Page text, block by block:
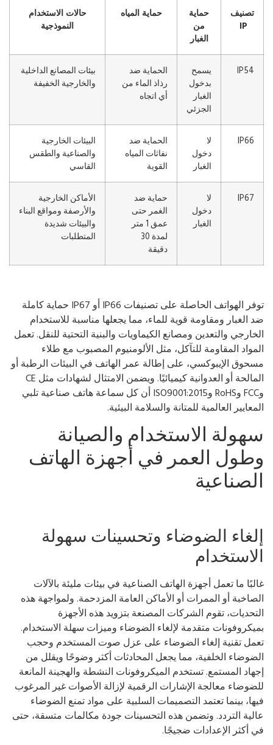
تصنيف
حماية
الغبار
حماية المياه
حالات الاستخدام
النموذجية
IP54
يسمح
بدخول
الغبار
الجزئي
الحماية ضد
رذاذ الماء من
أي اتجاه
بيئات المصانع الداخلية
والخارجية الخفيفة
IP66
دخول
الغبار
الحماية ضد
نفاثات المياه
القوية
البيئات الخارجية
والصناعية والطقس
القاسي
IP67
دخول
الغبار
حماية ضد
الغمر حتى
عمق 1 متر
لمدة 30
دقيقة
الأماكن الخارجية
والأرصفة ومواقع البناء
والبيئات شديدة
المتطلبات
توفر الهواتف الحاصلة على تصنيفات IP66 أو IP67 حماية كاملة
الغبار ومقاومة قوية للماء، مما يجعلها مناسبة للاستخدام
والتعدين ومصانع الكيماويات والبنية التحتية للنقل. تعمل
المقاومة للتآكل، مثل الألومنيوم المصبوب مع طلاء
الإيبوكسي، على إطالة عمر الهاتف في البيئات الرطبة أو
المالحة أو العدوانية كيميائيًا. ويضمن الامتثال لشهادات مثل CE
وFCC وRoHS وISO9001:2015 أن كل سماعة هاتف صناعية تلبي
العالمية للمتانة والسلامة البيئية.
الاستخدام والصيانة
العمر في أجهزة الهاتف
الضوضاء وتحسينات سهولة
ما تعمل أجهزة الهاتف الصناعية في بيئات مليئة بالآلات
أو الممرات أو الأماكن العامة المزدحمة. ولمواجهة هذه
تقوم الشركات المصنعة بتزويد هذه الأجهزة
متقدمة لإلغاء الضوضاء وميزات سهلة الاستخدام.
تقنية إلغاء الضوضاء على عزل صوت المستخدم وحجب
الخلفية، مما يجعل المحادثات أكثر وضوحًا ويقلل من
المستمع. تستخدم الميكروفونات النشطة والهجينة المانعة
معالجة الإشارات الرقمية لإزالة الأصوات غير المرغوب
بينما تعتمد التصميمات السلبية على مواد تمنع الضوضاء
التردد. وتضمن هذه التحسينات جودة مكالمات متسقة، حتى
أكثر الإعدادات ضجيجًا.